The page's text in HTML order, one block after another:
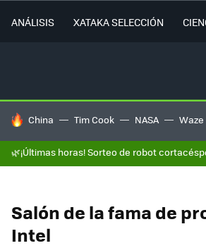
ANÁLISIS XATAKA SELECCIÓN
HOY SE HABLA DE
China Tim Cook NASA Waze
🌿¡Últimas horas! Sorteo de robot
Salón de la fama de
Intel